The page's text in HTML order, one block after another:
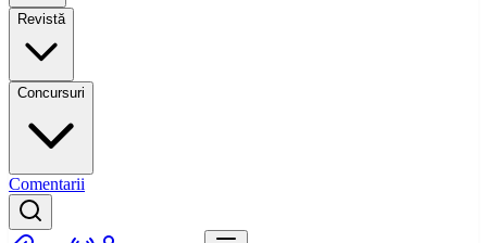
Revistă
Concursuri
Comentarii